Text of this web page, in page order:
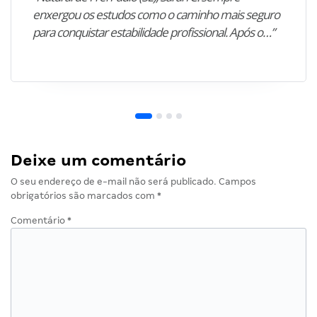
enxergou os estudos como o caminho mais seguro
para conquistar estabilidade profissional. Após o…”
Deixe um comentário
O seu endereço de e-mail não será publicado. Campos
obrigatórios são marcados com *
Comentário *